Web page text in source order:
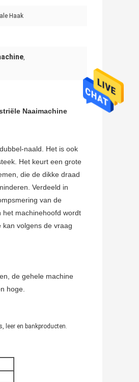
Haak
,
Naaimachine
naald. Het is ook
Het keurt een grote
die de dikke draad
Verdeeld in
van de
het machinehoofd wordt
volgens de vraag
de gehele machine
hoge.
leer en bankproducten.